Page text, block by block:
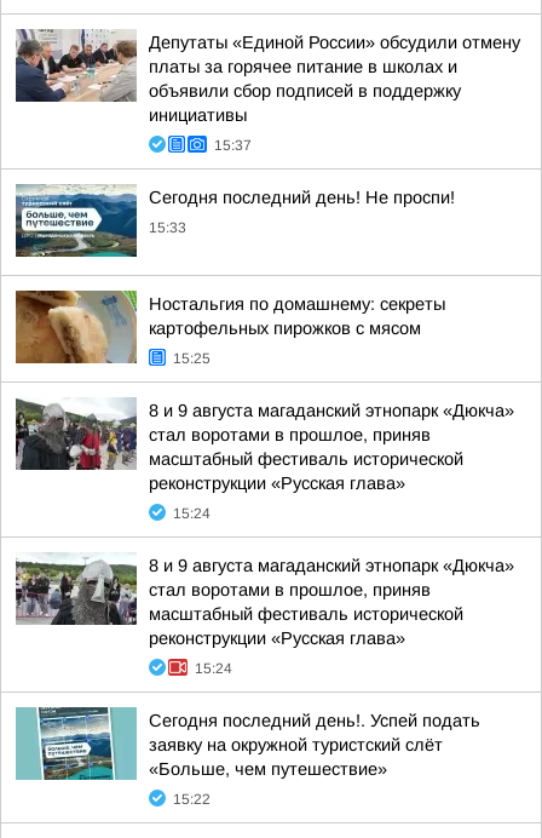
Депутаты «Единой России» обсудили отмену
платы за горячее питание в школах и
объявили сбор подписей в поддержку
инициативы
15:37
Сегодня последний день! Не проспи!
15:33
Ностальгия по домашнему: секреты
картофельных пирожков с мясом
15:25
8 и 9 августа магаданский этнопарк «Дюкча»
стал воротами в прошлое, приняв
масштабный фестиваль исторической
реконструкции «Русская глава»
15:24
8 и 9 августа магаданский этнопарк «Дюкча»
стал воротами в прошлое, приняв
масштабный фестиваль исторической
реконструкции «Русская глава»
15:24
Сегодня последний день!. Успей подать
заявку на окружной туристский слёт
«Больше, чем путешествие»
15:22